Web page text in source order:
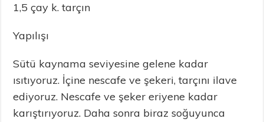
1,5 çay k. tarçın
Yapılışı
Sütü kaynama seviyesine gelene kadar
ısıtıyoruz. İçine nescafe ve şekeri, tarçını ilave
ediyoruz. Nescafe ve şeker eriyene kadar
karıştırıyoruz. Daha sonra biraz soğuyunca